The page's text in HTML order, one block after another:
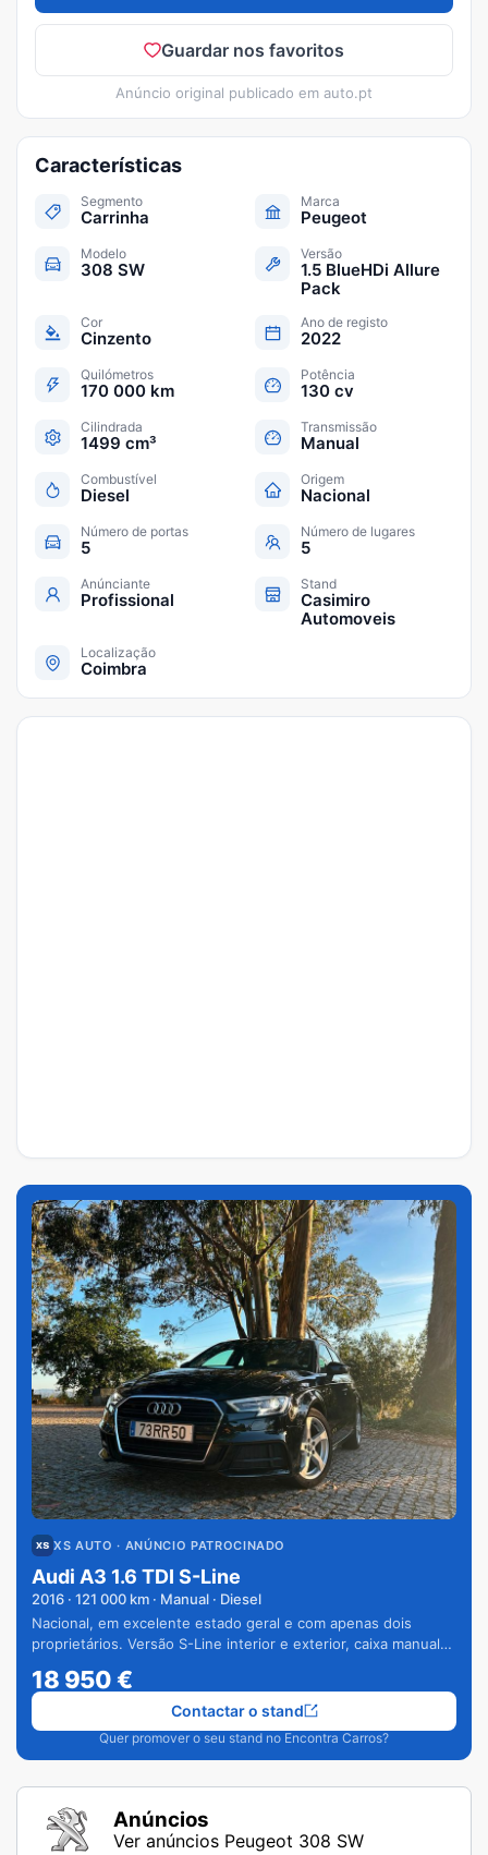
Guardar nos favoritos
Anúncio original publicado em auto.pt
Características
Segmento
Carrinha
Marca
Peugeot
Modelo
308 SW
Versão
1.5 BlueHDi Allure
Pack
Cor
Cinzento
Ano de registo
2022
Quilómetros
170 000 km
Potência
130 cv
Cilindrada
1499 cm³
Transmissão
Manual
Combustível
Diesel
Origem
Nacional
Número de portas
5
Número de lugares
5
Anúnciante
Profissional
Stand
Casimiro
Automoveis
Localização
Coimbra
XS AUTO · ANÚNCIO PATROCINADO
Audi A3 1.6 TDI S-Line
2016 · 121 000 km · Manual · Diesel
Nacional, em excelente estado geral e com apenas dois
proprietários. Versão S-Line interior e exterior, caixa manual
18 950€
Quer promover o seu stand no Encontra Carros?
Contactar o stand
Anúncios
Ver anúncios Peugeot 308 SW